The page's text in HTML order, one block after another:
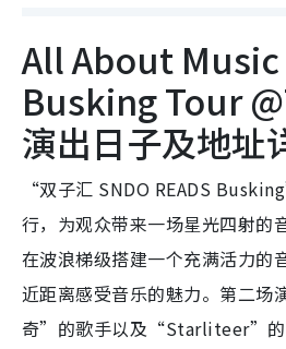
All About
Busking Tour
演出日子及地址
“双子汇 SNDO READS
行，为观众带来一场星光四射的
在波浪梯级搭建一个充满活力的
近距离感受音乐的魅力。第二
奇”的歌手以及“Starliteer”的